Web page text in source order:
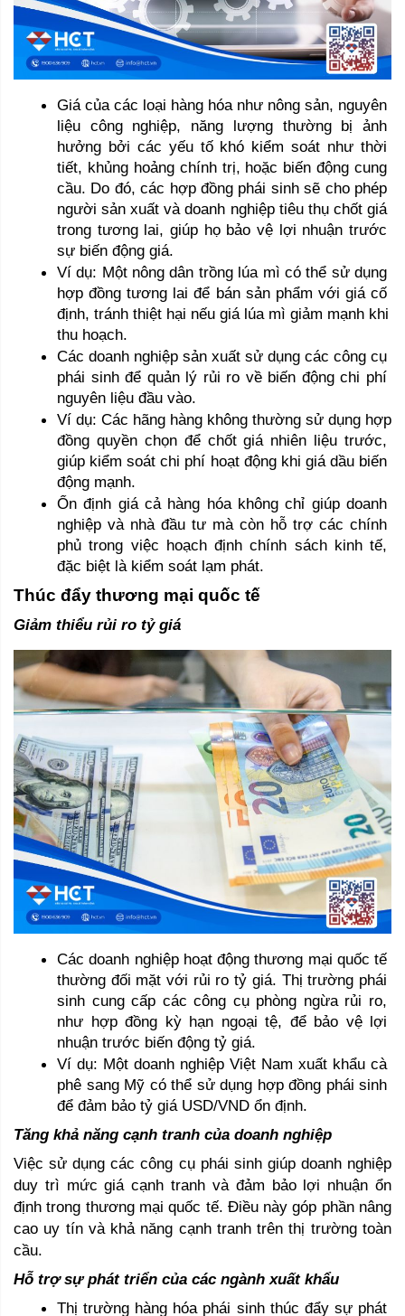
Giá của các loại hàng hóa như nông sản, nguyên
liệu công nghiệp, năng lượng thường bị ảnh
hưởng bởi các yếu tố khó kiểm soát như thời
tiết, khủng hoảng chính trị, hoặc biến động cung
cầu. Do đó, các hợp đồng phái sinh sẽ cho phép
người sản xuất và doanh nghiệp tiêu thụ chốt giá
trong tương lai, giúp họ bảo vệ lợi nhuận trước
sự biến động giá.
Ví dụ: Một nông dân trồng lúa mì có thể sử dụng
hợp đồng tương lai để bán sản phẩm với giá cố
định, tránh thiệt hại nếu giá lúa mì giảm mạnh khi
thu hoạch.
Các doanh nghiệp sản xuất sử dụng các công cụ
phái sinh để quản lý rủi ro về biến động chi phí
nguyên liệu đầu vào.
Ví dụ: Các hãng hàng không thường sử dụng hợp
đồng quyền chọn để chốt giá nhiên liệu trước,
giúp kiểm soát chi phí hoạt động khi giá dầu biến
động mạnh.
Ổn định giá cả hàng hóa không chỉ giúp doanh
nghiệp và nhà đầu tư mà còn hỗ trợ các chính
phủ trong việc hoạch định chính sách kinh tế,
đặc biệt là kiểm soát lạm phát.
Thúc đẩy thương mại quốc tế
Giảm thiểu rủi ro tỷ giá
Các doanh nghiệp hoạt động thương mại quốc tế
thường đối mặt với rủi ro tỷ giá. Thị trường phái
sinh cung cấp các công cụ phòng ngừa rủi ro,
như hợp đồng kỳ hạn ngoại tệ, để bảo vệ lợi
nhuận trước biến động tỷ giá.
Ví dụ: Một doanh nghiệp Việt Nam xuất khẩu cà
phê sang Mỹ có thể sử dụng hợp đồng phái sinh
để đảm bảo tỷ giá USD/VND ổn định.
Tăng khả năng cạnh tranh của doanh nghiệp
Việc sử dụng các công cụ phái sinh giúp doanh nghiệp
duy trì mức giá cạnh tranh và đảm bảo lợi nhuận ổn
định trong thương mại quốc tế. Điều này góp phần nâng
cao uy tín và khả năng cạnh tranh trên thị trường toàn
cầu.
Hỗ trợ sự phát triển của các ngành xuất khẩu
Thị trường hàng hóa phái sinh thúc đẩy sự phát